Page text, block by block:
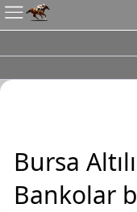
Bursa
Bankolar